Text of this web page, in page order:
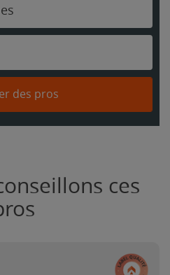
des pros
ces